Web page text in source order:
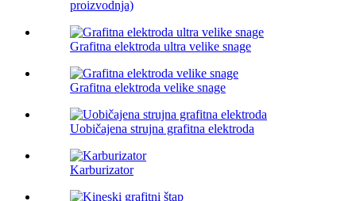
proizvodnja)
Grafitna elektroda ultra velike snage
Grafitna elektroda velike snage
Uobičajena strujna grafitna elektroda
Karburizator